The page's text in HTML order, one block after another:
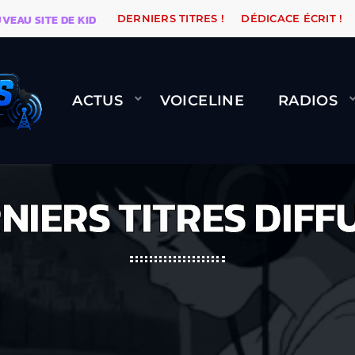
SITE DE KIDSUNE WARÉTRO ORANGE ROAD
DERNIERS TITRES ! DÉDICACE ÉCRIT !
ACTUS VOICELINE RADIOS
TITRES